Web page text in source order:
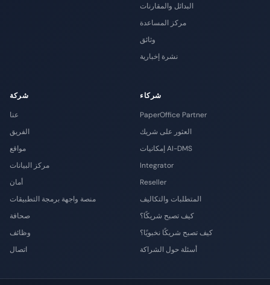
البدائل والمقارنات
مركز المساعدة
وثائق
نشرة إخبارية
شركة
عنا
الفريق
مواقع
مركز البيانات
أمان
منصة واجهة برمجة التطبيقات
صحافة
وظائف
اتصال
شركاء
PaperOffice Partner
العثور على شريك
إمكانيات AI-DMS
Integrator
Reseller
المتطلبات والتكاليف
كيف تصبح شريكًا؟
كيف تصبح شريكًا نخبويًا؟
أسئلة حول الشراكة